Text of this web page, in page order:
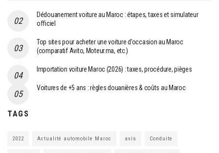
Dédouanement voiture au Maroc : étapes, taxes et simulateur
officiel
Top sites pour acheter une voiture d’occasion au Maroc
(comparatif Avito, Moteur.ma, etc.)
Importation voiture Maroc (2026) : taxes, procédure, pièges
Voitures de +5 ans : règles douanières & coûts au Maroc
TAGS
2022 Actualité automobile Maroc avis Conduite